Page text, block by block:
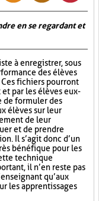
en se regardant et
à enregistrer, sous
des élèves
fichiers pourront
par les élèves eux-
de formuler des
élèves sur leur
de leur
et de prendre
Il s’agit donc d’un
bénéfique pour les
technique
il n’en reste pas
qu’aux
les apprentissages